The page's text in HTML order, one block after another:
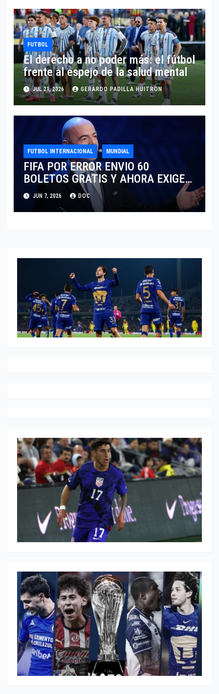
FUTBOL
El derecho a no poder más: el fútbol
frente al espejo de la salud mental
JUL 21, 2026 GERARDO PADILLA HUITRON
FUTBOL INTERNACIONAL MUNDIAL
FIFA POR ERROR ENVIO 60
BOLETOS GRATIS Y AHORA EXIGE
COBRO.
JUN 7, 2026 DOC